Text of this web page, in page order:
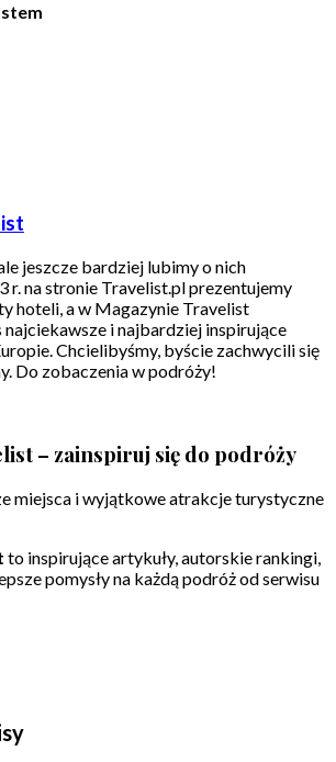
jeszcze bardziej lubimy o nich
r. na stronie Travelist.pl prezentujemy
hoteli, a w Magazynie Travelist
i najbardziej inspirujące
Chcielibyśmy, byście zachwycili się
Do zobaczenia w podróży!
– zainspiruj się do podróży
miejsca i wyjątkowe atrakcje turystyczne
to inspirujące artykuły, autorskie rankingi,
pomysły na każdą podróż od serwisu